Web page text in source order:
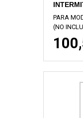
PARA
(NO